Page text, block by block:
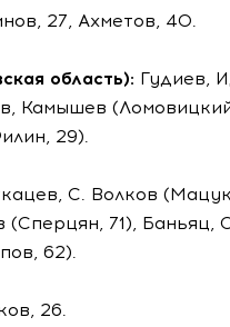
27, Ахметов, 40.
область): Гудиев,
Камышев
29).
С. Волков
(Сперцян, 71), Баньяц,
62).
26.